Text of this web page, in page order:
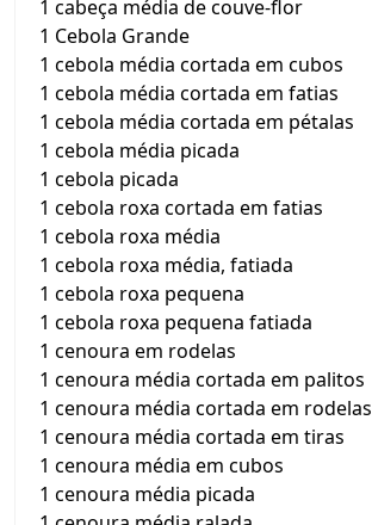
1 cabeça média de couve-flor
1 Cebola Grande
1 cebola média cortada em cubos
1 cebola média cortada em fatias
1 cebola média cortada em pétalas
1 cebola média picada
1 cebola picada
1 cebola roxa cortada em fatias
1 cebola roxa média
1 cebola roxa média, fatiada
1 cebola roxa pequena
1 cebola roxa pequena fatiada
1 cenoura em rodelas
1 cenoura média cortada em palitos
1 cenoura média cortada em rodelas
1 cenoura média cortada em tiras
1 cenoura média em cubos
1 cenoura média picada